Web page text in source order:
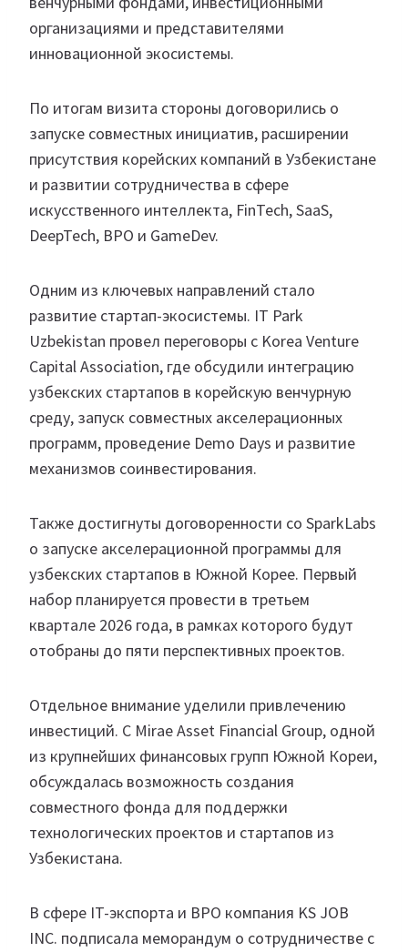
организациями и представителями
инновационной экосистемы.
По итогам визита стороны договорились о
запуске совместных инициатив, расширении
присутствия корейских компаний в Узбекистане
и развитии сотрудничества в сфере
искусственного интеллекта, FinTech, SaaS,
DeepTech, BPO и GameDev.
Одним из ключевых направлений стало
развитие стартап-экосистемы. IT Park
Uzbekistan провел переговоры с Korea Venture
Capital Association, где обсудили интеграцию
узбекских стартапов в корейскую венчурную
среду, запуск совместных акселерационных
программ, проведение Demo Days и развитие
механизмов соинвестирования.
Также достигнуты договоренности со SparkLabs
о запуске акселерационной программы для
узбекских стартапов в Южной Корее. Первый
набор планируется провести в третьем
квартале 2026 года, в рамках которого будут
отобраны до пяти перспективных проектов.
Отдельное внимание уделили привлечению
инвестиций. С Mirae Asset Financial Group, одной
из крупнейших финансовых групп Южной Кореи,
обсуждалась возможность создания
совместного фонда для поддержки
технологических проектов и стартапов из
Узбекистана.
В сфере IT-экспорта и BPO компания KS JOB
INC. подписала меморандум о сотрудничестве с